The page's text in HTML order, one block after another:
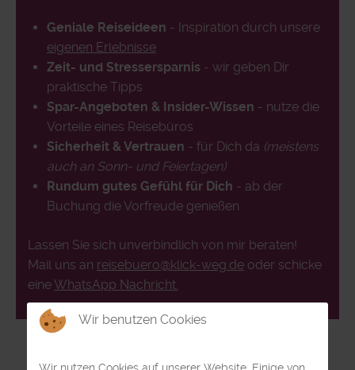
Geniale Reiseideen - Inspiration durch unsere
eigenen Erlebnisse
Zeit- und Stressersparnis - wir geben Dir
praktische Tipps
Spar-Angeboten & Insider-Wissen - nutze die
Vorteile eines Reisebüros
Sicherheit & Vertrauen - für Dich da (meistens
auch an Sonn- und Feiertagen)
Rundum gutes Gefühl für Dich - ab der
Buchung die Vorfreude genießen
Lassen Sie sich unverbindlich von mir beraten!
Mail uns an reisebuero@klick-weg.de oder schicke
eineWhatsApp Nachricht.
Wir benutzen Cookies